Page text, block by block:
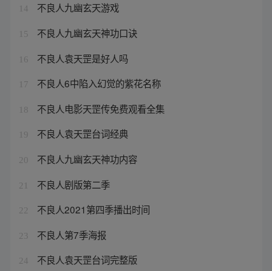
14 不良人九幽玄天游戏
15 不良人九幽玄天神功口诀
16 不良人袁天罡是好人吗
17 不良人6中陷入幻觉的紫花名称
18 不良人电影天罡传免费观看全集
19 不良人袁天罡台词经典
20 不良人九幽玄天神功内容
21 不良人剧版第二季
22 不良人2021第四季播出时间
23 不良人第7季海报
24 不良人袁天罡台词完整版